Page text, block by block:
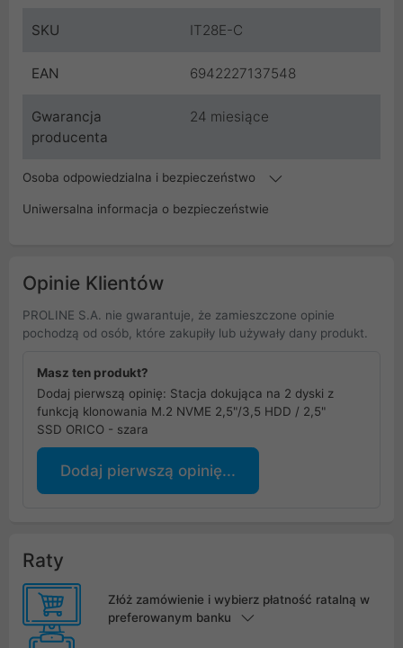
SKU IT28E-C
EAN 6942227137548
Gwarancja
producenta
24 miesiące
Osoba odpowiedzialna i bezpieczeństwo
Uniwersalna informacja o bezpieczeństwie
Opinie Klientów
PROLINE S.A. nie gwarantuje, że zamieszczone opinie
pochodzą od osób, które zakupiły lub używały dany produkt.
Masz ten produkt?
Dodaj pierwszą opinię: Stacja dokująca na 2 dyski z
funkcją klonowania M.2 NVME 2,5"/3,5 HDD / 2,5"
SSD ORICO - szara
Dodaj pierwszą opinię...
Raty
Złóż zamówienie i wybierz płatność ratalną w
preferowanym banku